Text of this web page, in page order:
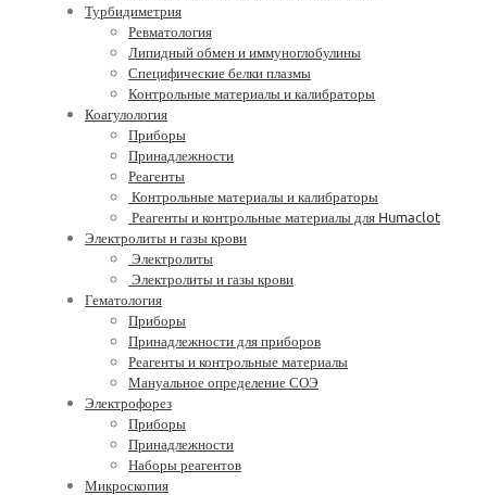
Турбидиметрия
Ревматология
Липидный обмен и иммуноглобулины
Специфические белки плазмы
Контрольные материалы и калибраторы
Коагулология
Приборы
Принадлежности
Реагенты
Контрольные материалы и калибраторы
Реагенты и контрольные материалы для Humaclot
Электролиты и газы крови
Электролиты
Электролиты и газы крови
Гематология
Приборы
Принадлежности для приборов
Реагенты и контрольные материалы
Мануальное определение СОЭ
Электрофорез
Приборы
Принадлежности
Наборы реагентов
Микроскопия